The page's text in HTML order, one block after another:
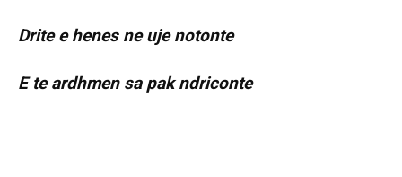
Drite e henes ne uje notonte
E te ardhmen sa pak ndriconte